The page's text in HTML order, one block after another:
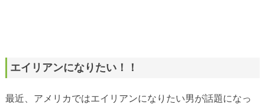
エイリアンになりたい！！
最近、アメリカではエイリアンになりたい男が話題になっ